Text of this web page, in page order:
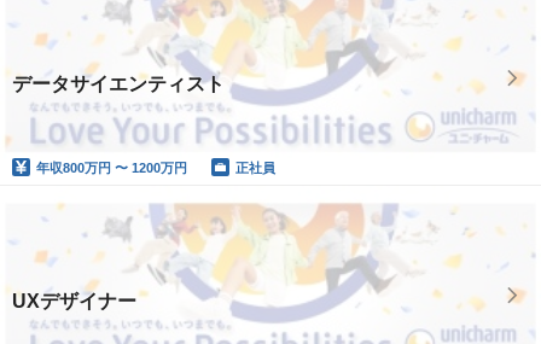
データサイエンティスト
年収800万円 〜 1200万円 正社員
UXデザイナー